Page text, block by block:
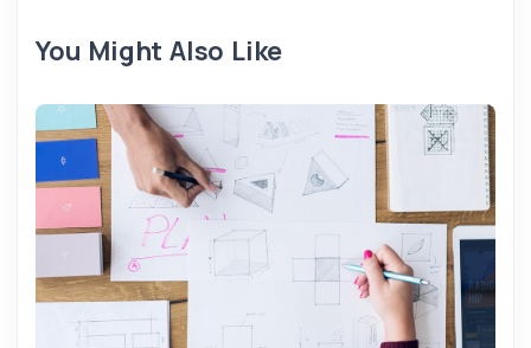
You Might Also Like